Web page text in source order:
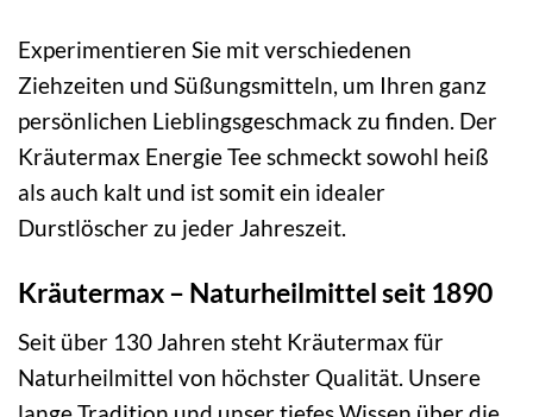
Experimentieren Sie mit verschiedenen
Ziehzeiten und Süßungsmitteln, um Ihren ganz
persönlichen Lieblingsgeschmack zu finden. Der
Kräutermax Energie Tee schmeckt sowohl heiß
als auch kalt und ist somit ein idealer
Durstlöscher zu jeder Jahreszeit.
Kräutermax – Naturheilmittel seit 1890
Seit über 130 Jahren steht Kräutermax für
Naturheilmittel von höchster Qualität. Unsere